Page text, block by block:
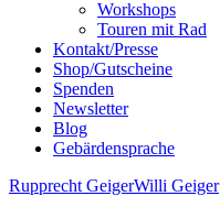
Workshops
Touren mit Rad
Kontakt/Presse
Shop/Gutscheine
Spenden
Newsletter
Blog
Gebärdensprache
Rupprecht GeigerWilli Geiger